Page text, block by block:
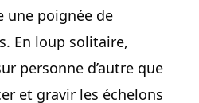
une poignée de
En loup solitaire,
personne d’autre que
et gravir les échelons